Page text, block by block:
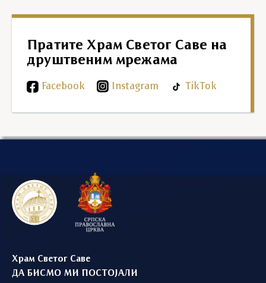
Пратите Храм Светог Саве на
друштвеним мрежама
Facebook Instagram TikTok
Храм Светог Саве
ДА БИСМО МИ ПОСТОЈАЛИ